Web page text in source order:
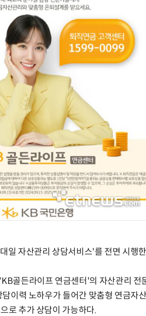
일 자산관리 상담서비스'를 전면 시행
골든라이프 연금센터'의 자산관리 전
이력 노하우가 들어간 맞춤형 연금자
로 추가 상담이 가능하다.